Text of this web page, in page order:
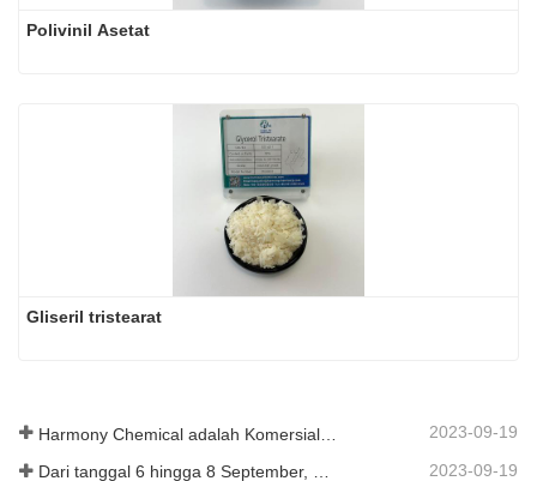
Polivinil Asetat
Gliseril tristearat
2023-09-19
2023-09-19